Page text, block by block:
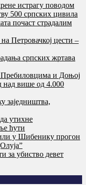
истрагу поводом
500 српских цивила
почаст страдалим
Петровачкој цести –
српских жртава
и Доњој
над више од 4.000
заједништва,
утихне
ћути
у Шибенику прогон
за убиство девет